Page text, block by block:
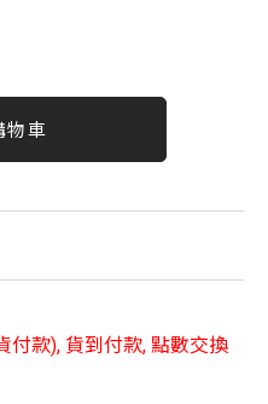
物車
付款), 貨到付款, 點數交換